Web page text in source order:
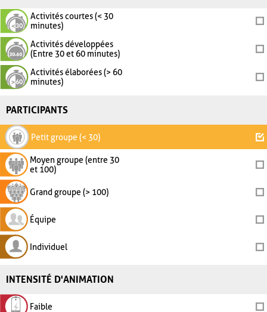
Activités courtes (< 30
minutes)
Activités développées
(Entre 30 et 60 minutes)
Activités élaborées (> 60
minutes)
PARTICIPANTS
Petit groupe (< 30)
Moyen groupe (entre 30
et 100)
Grand groupe (> 100)
Équipe
Individuel
INTENSITÉ D'ANIMATION
Faible